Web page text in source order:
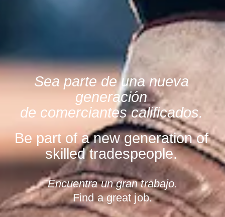
Sea parte de una nueva
generación
de comerciantes calificados.
Be part of a new generation of
skilled tradespeople.
Encuentra un gran trabajo.
Find a great job.